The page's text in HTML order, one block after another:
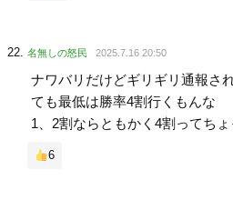
名無しの怒民 2025.7.16 20:50
ナワバリだけどギリギリ通報さ
ても最低は勝率4割行くもんな
1、2割ならともかく4割ってち
6